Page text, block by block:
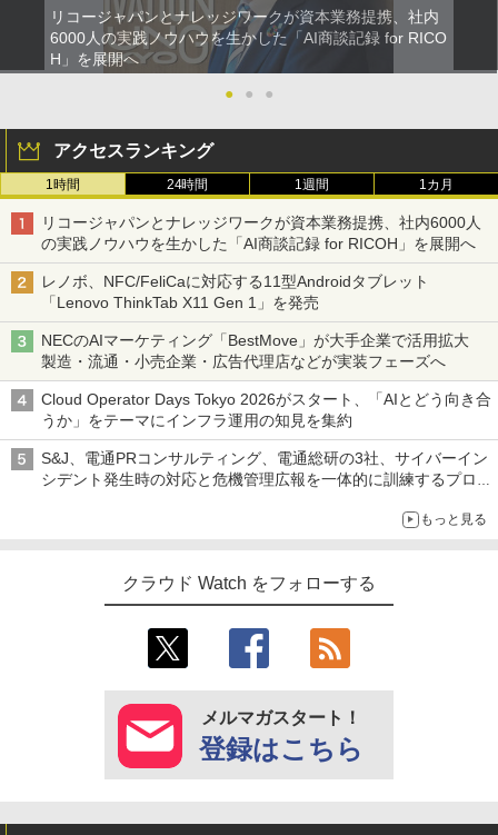
リコージャパンとナレッジワークが資本業務提携、社内
6000人の実践ノウハウを生かした「AI商談記録 for RICO
H」を展開へ
●
● ●
アクセスランキング
1時間 24時間 1週間 1カ月
リコージャパンとナレッジワークが資本業務提携、社内6000人
の実践ノウハウを生かした「AI商談記録 for RICOH」を展開へ
レノボ、NFC/FeliCaに対応する11型Androidタブレット
「Lenovo ThinkTab X11 Gen 1」を発売
NECのAIマーケティング「BestMove」が大手企業で活用拡大
製造・流通・小売企業・広告代理店などが実装フェーズへ
Cloud Operator Days Tokyo 2026がスタート、「AIとどう向き合
うか」をテーマにインフラ運用の知見を集約
S&J、電通PRコンサルティング、電通総研の3社、サイバーイン
シデント発生時の対応と危機管理広報を一体的に訓練するプログ
もっと見る
クラウド Watch をフォローする
メルマガスタート！
登録はこちら